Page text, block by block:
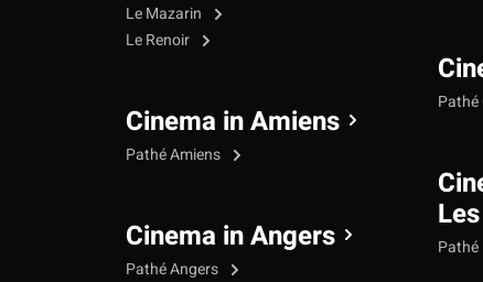
Le Mazarin
Le Renoir
Cinema in Amiens
Pathé Amiens
Cinema in Angers
Pathé Angers
Pathé
Pathé